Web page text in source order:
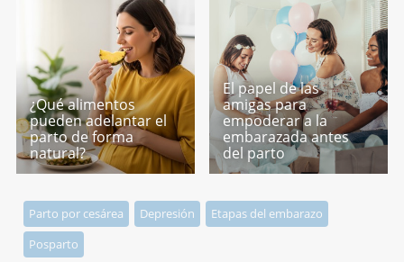
¿Qué alimentos
pueden adelantar el
parto de forma
natural?
El papel de las
amigas para
empoderar a la
embarazada antes
del parto
Parto por cesárea Depresión
Etapas del embarazo
Posparto